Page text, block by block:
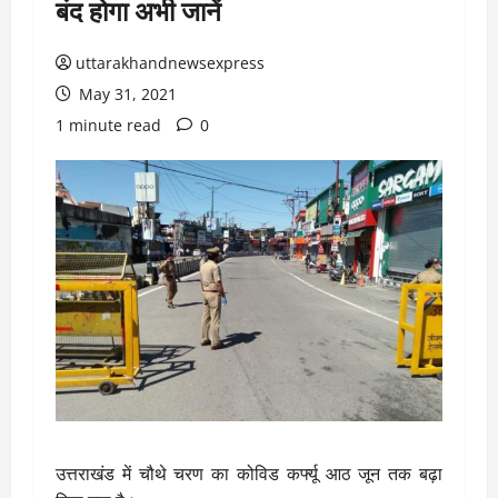
बंद होगा अभी जानें
uttarakhandnewsexpress
May 31, 2021
1 minute read
0
उत्तराखंड में चौथे चरण का कोविड कर्फ्यू आठ जून तक बढ़ा